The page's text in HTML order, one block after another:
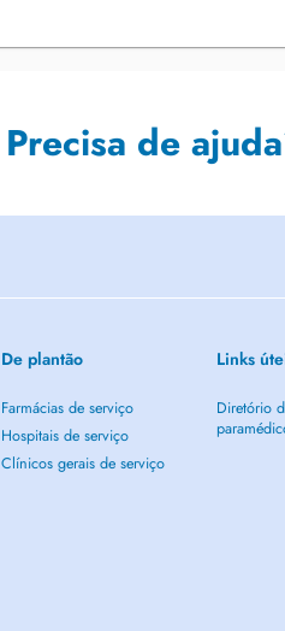
Precisa de
De plantão
Farmácias de serviço
Hospitais de serviço
Clínicos gerais de serviço
Links
Diretório